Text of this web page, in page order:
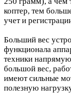
коптер, тем
учет и
Больший вес
функционала
техники
большой вес,
имеют сильные
полезную